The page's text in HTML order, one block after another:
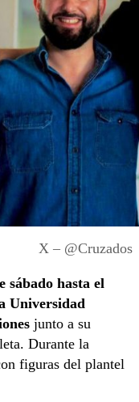
X – @Cruzados
sábado hasta el
Universidad
junto a su
Durante la
figuras del plantel